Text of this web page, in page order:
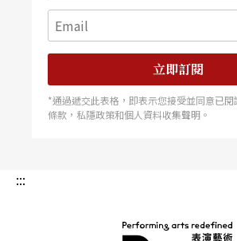
立即訂閱
*通過遞交此表格，即表示您接受並同意已閱
條款，私隱政策和個人資料收集聲明。
:::